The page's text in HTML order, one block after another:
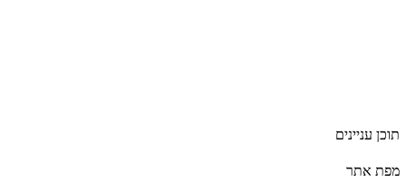
תוכן עניינים
מפת אתר